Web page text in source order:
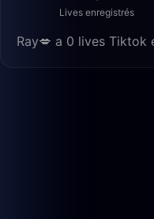
Lives enregistrés
Ray💋 a 0 lives Tiktok